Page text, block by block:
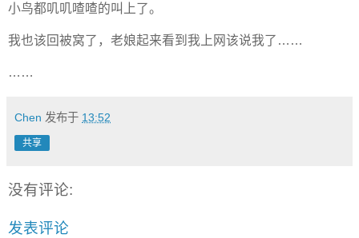
小鸟都叽叽喳喳的叫上了。
我也该回被窝了，老娘起来看到我上网该说我了……
……
Chen 发布于 13:52
共享
没有评论:
发表评论